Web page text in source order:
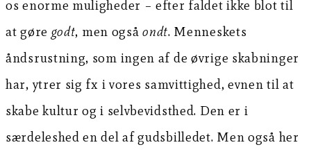
os enorme muligheder – efter faldet ikke blot til
at gøre godt, men ogsåondt. Menneskets
åndsrustning, som ingen af de øvrige skabninger
har, ytrer sig fx i vores samvittighed, evnen til at
skabe kultur og i selvbevidsthed. Den er i
særdeleshed en del af gudsbilledet. Men også her